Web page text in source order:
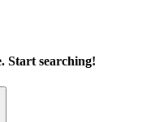
Start searching!